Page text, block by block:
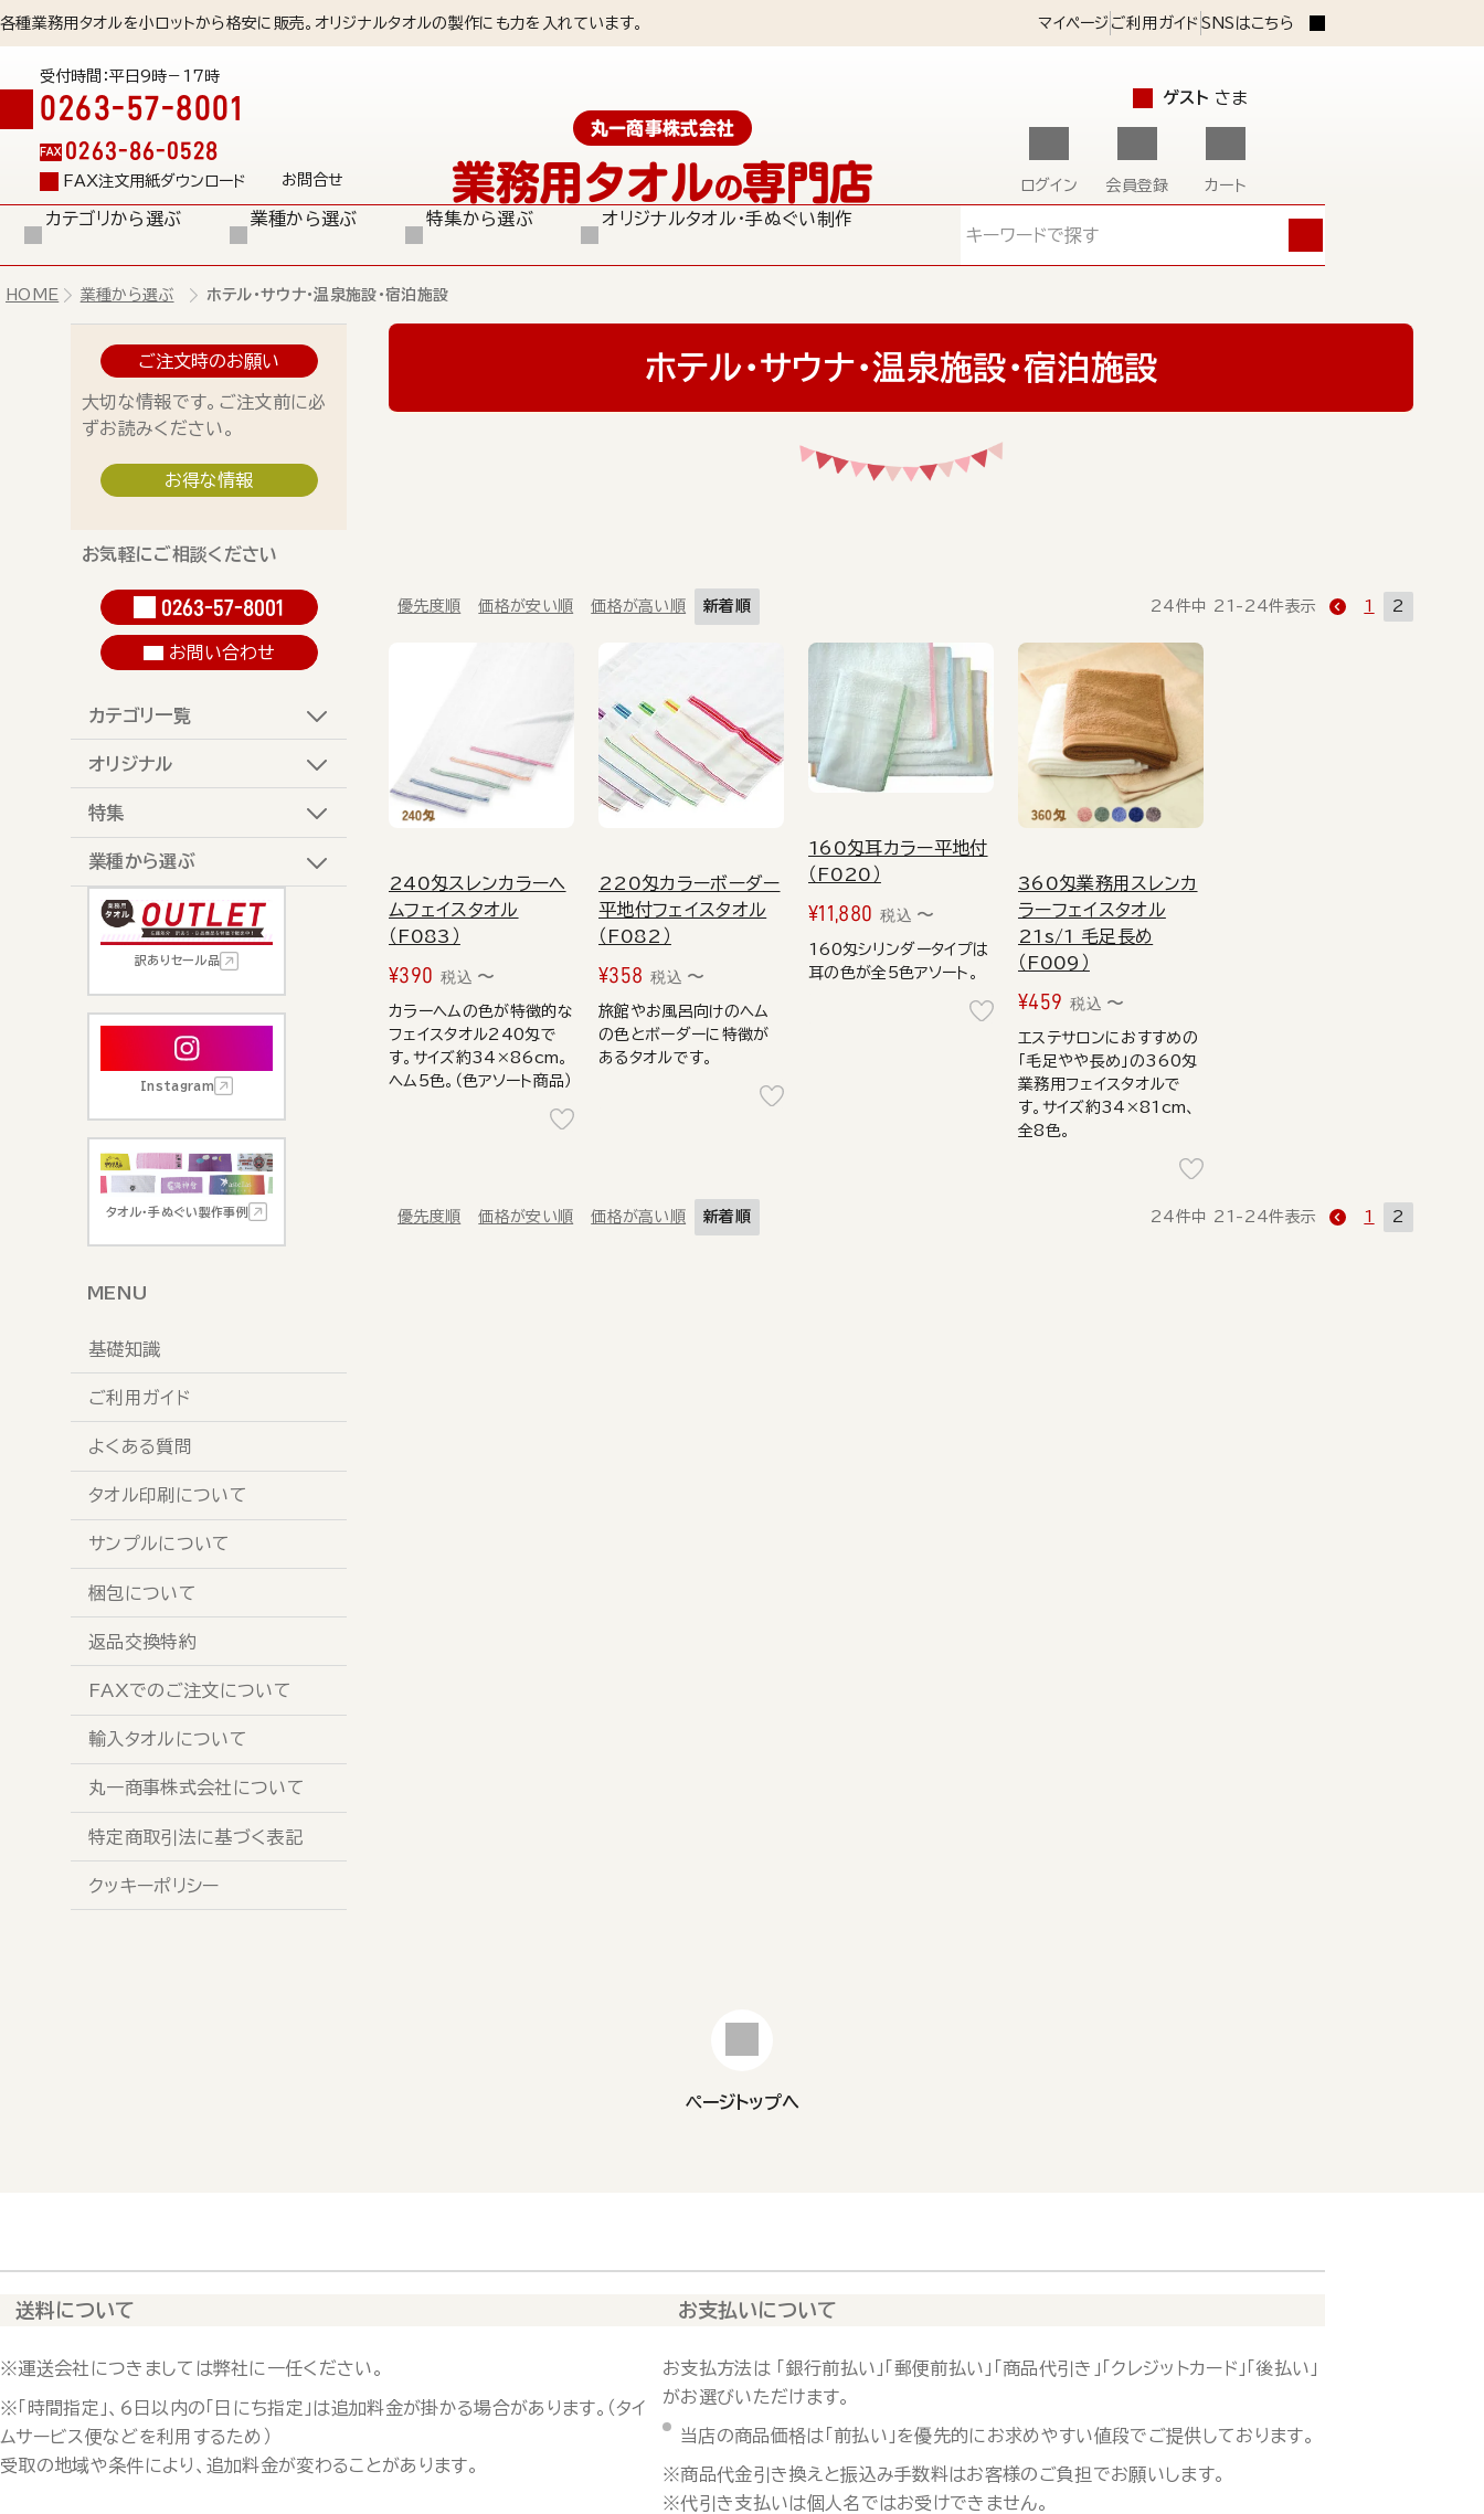
各種業務用タオルを小ロットから格安に販売。オリジナルタオルの製作にも力を入れています。 マイページ ご利用ガイド SNSはこちら
受付時間：平日9時－17時
0263-57-8001
FAX 0263-86-0528
FAX注文用紙ダウンロード お問合せ
丸一商事株式会社
業務用タオルの専門店
ゲスト さま
ログイン 会員登録 カート
カテゴリから選ぶ 業種から選ぶ 特集から選ぶ
オリジナルタオル・手ぬぐい制作
HOME 業種から選ぶ ホテル･サウナ･温泉施設･宿泊施設
ご注文時のお願い
大切な情報です。ご注文前に必
ずお読みください。
お得な情報
お気軽にご相談ください
0263-57-8001
お問い合わせ
カテゴリ一覧
オリジナル
特集
業種から選ぶ
訳ありセール品
Instagram
タオル・手ぬぐい製作事例
MENU
基礎知識
ご利用ガイド
よくある質問
タオル印刷について
サンプルについて
梱包について
返品交換特約
FAXでのご注文について
輸入タオルについて
丸一商事株式会社について
特定商取引法に基づく表記
クッキーポリシー
ホテル･サウナ･温泉施設･宿泊施設
優先度順 価格が安い順 価格が高い順 新着順 24件中 21 - 24件表示 1 2
240匁スレンカラーヘ
ムフェイスタオル
（F083）
¥390 税込 〜
カラーヘムの色が特徴的な
フェイスタオル240匁で
す。サイズ約34×86cm。
ヘム5色。（色アソート商品）
220匁カラーボーダー
平地付フェイスタオル
（F082）
¥358 税込 〜
旅館やお風呂向けのヘム
の色とボーダーに特徴が
あるタオルです。
160匁耳カラー平地付
（F020）
¥11,880 税込 〜
160匁シリンダータイプは
耳の色が全5色アソート。
360匁業務用スレンカ
ラーフェイスタオル
21s/1 毛足長め
（F009）
¥459 税込 〜
エステサロンにおすすめの
「毛足やや長め」の360匁
業務用フェイスタオルで
す。サイズ約34×81cm、
全8色。
優先度順 価格が安い順 価格が高い順 新着順 24件中 21 - 24件表示 1 2
ページトップへ
送料について
※運送会社につきましては弊社に一任ください。
※「時間指定」、6日以内の「日にち指定」は追加料金が掛かる場合があります。（タイ
ムサービス便などを利用するため）
受取の地域や条件により、追加料金が変わることがあります。
お支払いについて
お支払方法は 「銀行前払い」「郵便前払い」「商品代引き」「クレジットカード」「後払い」
がお選びいただけます。
当店の商品価格は「前払い」を優先的にお求めやすい値段でご提供しております。
※商品代金引き換えと振込み手数料はお客様のご負担でお願いします。
※代引き支払いは個人名ではお受けできません。